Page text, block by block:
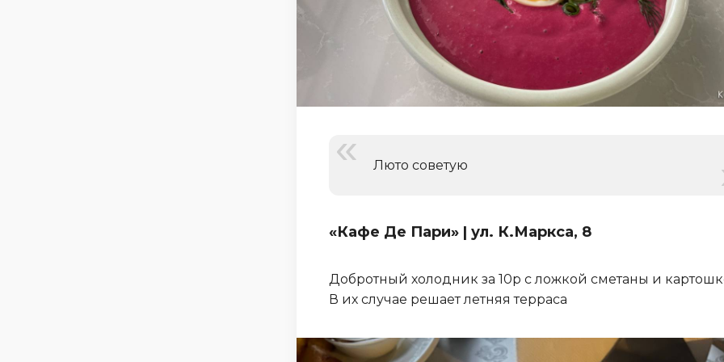
Люто советую
«Кафе Де Пари» | ул. К.Маркса, 8
Добротный холодник за 10р с ложкой сметаны и
В их случае решает летняя терраса